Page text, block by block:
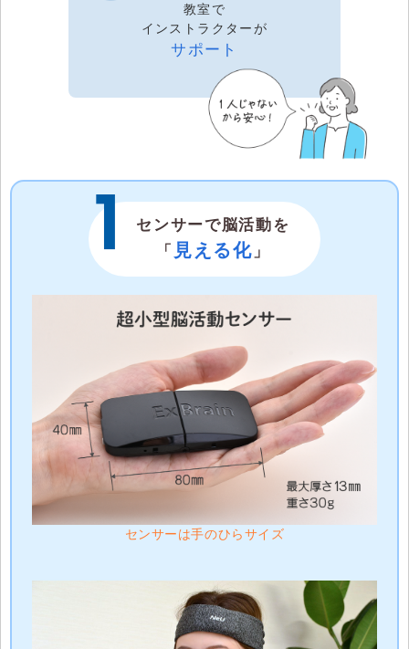
教室で
インストラクターが
サポート
センサーで脳活動を
「 見える化 」
センサーは手のひらサイズ